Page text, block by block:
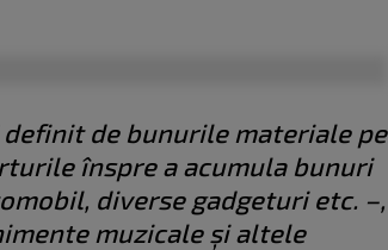
de bunurile materiale pe
înspre a acumula bunuri
diverse gadgeturi etc. –,
muzicale și altele